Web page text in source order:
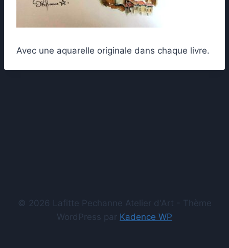
Avec une aquarelle originale dans chaque livre.
© 2026 Lafitte Pechanne Atelier d'Art - Thème
WordPress par Kadence WP